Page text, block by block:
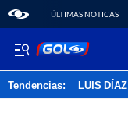
ÚLTIMAS NOTICAS
Tendencias: LUIS DÍAZ